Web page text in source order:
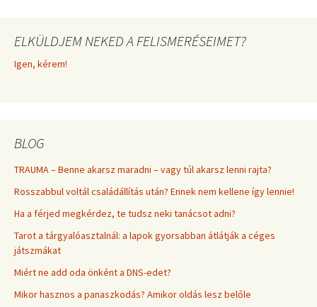
ELKÜLDJEM NEKED A FELISMERÉSEIMET?
Igen, kérem!
BLOG
TRAUMA – Benne akarsz maradni – vagy túl akarsz lenni rajta?
Rosszabbul voltál családállítás után? Ennek nem kellene így lennie!
Ha a férjed megkérdez, te tudsz neki tanácsot adni?
Tarot a tárgyalóasztalnál: a lapok gyorsabban átlátják a céges
játszmákat
Miért ne add oda önként a DNS-edet?
Mikor hasznos a panaszkodás? Amikor oldás lesz belőle